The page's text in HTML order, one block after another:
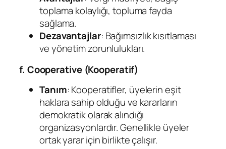
toplama kolaylığı, topluma fayda
sağlama.
Dezavantajlar: Bağımsızlık kısıtlaması
ve yönetim zorunlulukları.
f. Cooperative (Kooperatif)
Tanım: Kooperatifler, üyelerin eşit
haklara sahip olduğu ve kararların
demokratik olarak alındığı
organizasyonlardır. Genellikle üyeler
ortak yarar için birlikte çalışır.